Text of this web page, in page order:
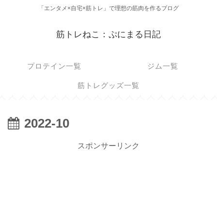
「エンタメ×自宅×筋トレ」で理想の筋肉を作るブログ
筋トレねこ：ぷにまる日記
プロテイン一覧 ジム一覧
筋トレグッズ一覧
2022-10
スポンサーリンク